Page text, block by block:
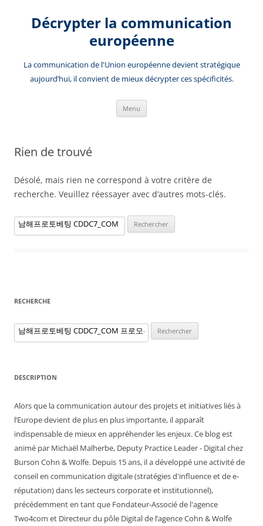
contenuDécrypter la communication
européenne
La communication de l'Union européenne devient stratégique
aujourd’hui, il convient de mieux décrypter ces spécificités.
Menu
Rien de trouvé
Désolé, mais rien ne correspond à votre critère de
recherche. Veuillez réessayer avec d’autres mots-clés.
Rechercher :
RECHERCHE
Rechercher :
DESCRIPTION
Alors que la communication autour des projets et initiatives liés à
l’Europe devient de plus en plus importante, il apparaît
indispensable de mieux en appréhender les enjeux. Ce blog est
animé par Michaël Malherbe, Deputy Practice Leader - Digital chez
Burson Cohn & Wolfe. Depuis 15 ans, il a développé une activité de
conseil en communication digitale (stratégies d'influence et de e-
réputation) dans les secteurs corporate et institutionnel),
précédemment en tant que Fondateur-Associé de l'agence
Two4com et Directeur du pôle Digital de l’agence Cohn & Wolfe